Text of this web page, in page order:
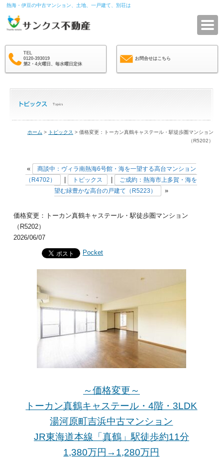
熱海・伊豆の中古マンション、土地、一戸建て、別荘は
TEL
0120-393019
第2・4火曜日、毎水曜日定休
お問合せはこちら
ホーム > トピックス > 価格変更：トーカン真鶴キャステール・駅徒歩圏マンション
（R5202）
«
商談中：ヴィラ南熱海6号館・海を一望する高台マンション
（R4702）
トピックス
ご成約：熱海市上多賀・海を
望む緑豊かな高台の戸建て（R5223）
»
価格変更：トーカン真鶴キャステール・駅徒歩圏マンション
（R5202）
2026/06/07
Pocket
～価格変更～
トーカン真鶴キャステール・4階・3LDK
湯河原町吉浜中古マンション
JR東海道本線「真鶴」駅徒歩約11分
1,380万円→1,280万円